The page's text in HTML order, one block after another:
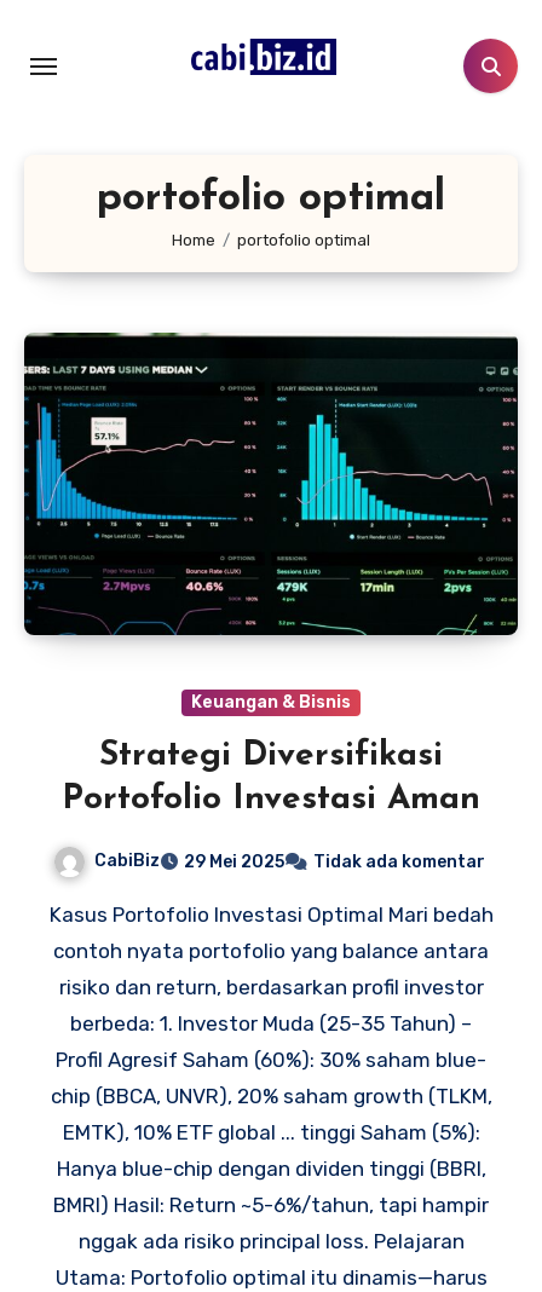
konten
portofolio optimal
Home portofolio optimal
Keuangan & Bisnis
Strategi Diversifikasi
Portofolio Investasi Aman
CabiBiz 29 Mei 2025 Tidak ada komentar
Kasus Portofolio Investasi Optimal Mari bedah
contoh nyata portofolio yang balance antara
risiko dan return, berdasarkan profil investor
berbeda: 1. Investor Muda (25-35 Tahun) –
Profil Agresif Saham (60%): 30% saham blue-
chip (BBCA, UNVR), 20% saham growth (TLKM,
EMTK), 10% ETF global ... tinggi Saham (5%):
Hanya blue-chip dengan dividen tinggi (BBRI,
BMRI) Hasil: Return ~5-6%/tahun, tapi hampir
nggak ada risiko principal loss. Pelajaran
Utama: Portofolio optimal itu dinamis—harus